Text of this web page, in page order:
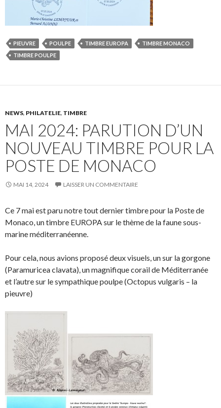
PIEUVRE POULPE TIMBRE EUROPA
TIMBRE MONACO
TIMBRE POULPE
NEWS, PHILATELIE, TIMBRE
MAI 2024: PARUTION D’UN
NOUVEAU TIMBRE POUR LA
POSTE DE MONACO
MAI 14, 2024 LAISSER UN COMMENTAIRE
Ce 7 mai est paru notre tout dernier timbre pour la Poste de
Monaco, un timbre EUROPA sur le thème de la faune sous-
marine méditerranéenne.
Pour cela, nous avions proposé deux visuels, un sur la gorgone
(Paramuricea clavata), un magnifique corail de Méditerranée
et l’autre sur le sympathique poulpe (Octopus vulgaris – la
pieuvre)